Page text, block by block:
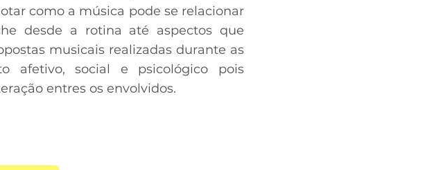
como a música pode se relacionar
desde a rotina até aspectos que
musicais realizadas durante as
afetivo, social e psicológico pois
entres os envolvidos.